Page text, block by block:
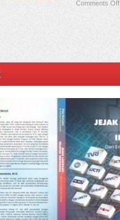
Comments Off